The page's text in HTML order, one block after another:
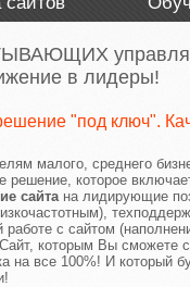
в лидеры!
"под ключ".
малого, среднего
решение, которое
сайта на лидирующие
работе с сайтом
которым Вы сможете
на все 100%! И который